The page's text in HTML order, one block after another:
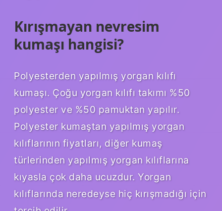
Kırışmayan nevresim
kumaşı hangisi?
Polyesterden yapılmış yorgan kılıfı
kumaşı. Çoğu yorgan kılıfı takımı %50
polyester ve %50 pamuktan yapılır.
Polyester kumaştan yapılmış yorgan
kılıflarının fiyatları, diğer kumaş
türlerinden yapılmış yorgan kılıflarına
kıyasla çok daha ucuzdur. Yorgan
kılıflarında neredeyse hiç kırışmadığı için